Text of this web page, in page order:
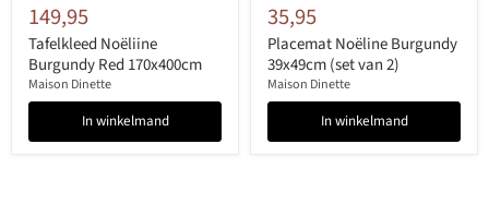
149,95
Tafelkleed Noëliine
Burgundy Red 170x400cm
Maison Dinette
In winkelmand
35,95
Placemat Noëline Burgundy
39x49cm (set van 2)
Maison Dinette
In winkelmand